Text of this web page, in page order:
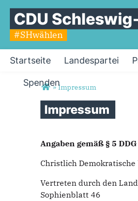
CDU
#SHwählen
Startseite Landespartei
SpendenSie sind hier
» Impressum
Impressum
Angaben gemäß § 5 DDG
Christlich Demokratische
Vertreten durch den
Sophienblatt 46